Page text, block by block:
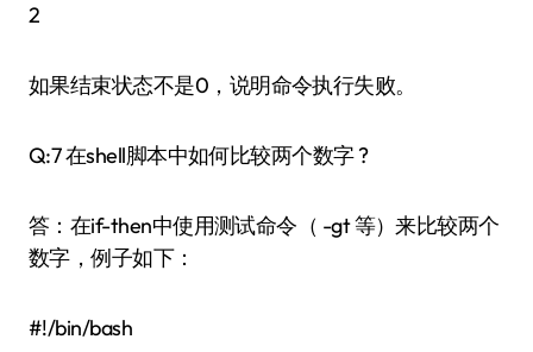
2
如果结束状态不是0，说明命令执行失败。
Q:7 在shell脚本中如何比较两个数字 ?
答：在if-then中使用测试命令（ -gt 等）来比较两个
数字，例子如下：
#!/bin/bash